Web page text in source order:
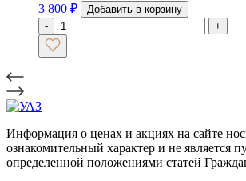
3 800 ₽
Добавить в корзину
-
+
Информация о ценах и акциях на сайте
ознакомительный характер и не является
определенной положениями статей